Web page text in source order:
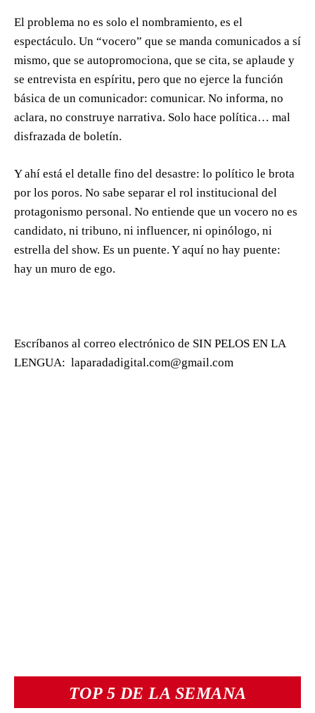
TOP 5 DE LA SEMANA
El problema no es solo el nombramiento, es el
espectáculo. Un “vocero” que se manda comunicados a sí
mismo, que se autopromociona, que se cita, se aplaude y
se entrevista en espíritu, pero que no ejerce la función
básica de un comunicador: comunicar. No informa, no
aclara, no construye narrativa. Solo hace política… mal
disfrazada de boletín.
Y ahí está el detalle fino del desastre: lo político le brota
por los poros. No sabe separar el rol institucional del
protagonismo personal. No entiende que un vocero no es
candidato, ni tribuno, ni influencer, ni opinólogo, ni
estrella del show. Es un puente. Y aquí no hay puente:
hay un muro de ego.
Escríbanos al correo electrónico de SIN PELOS EN LA
LENGUA: laparadadigital.com@gmail.com